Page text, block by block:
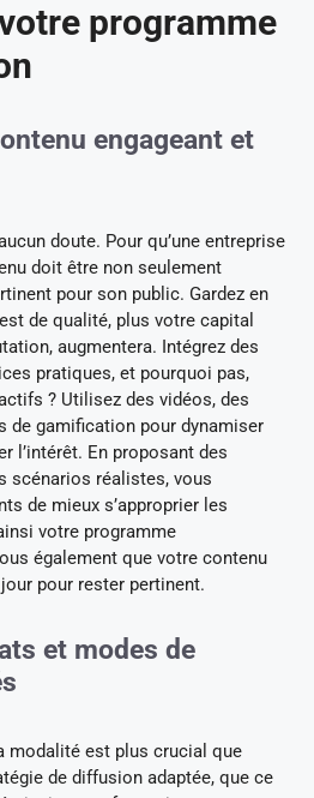
programme
engageant et
doute. Pour qu’une entreprise
doit être non seulement
pour son public. Gardez en
de qualité, plus votre capital
augmentera. Intégrez des
pratiques, et pourquoi pas,
? Utilisez des vidéos, des
de gamification pour dynamiser
l’intérêt. En proposant des
scénarios réalistes, vous
de mieux s’approprier les
votre programme
également que votre contenu
pour rester pertinent.
et modes de
modalité est plus crucial que
de diffusion adaptée, que ce